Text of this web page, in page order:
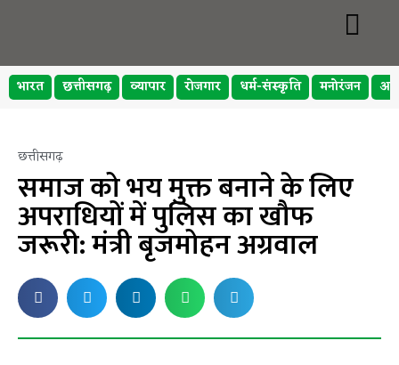
भारत छत्तीसगढ़ व्यापार रोजगार धर्म-संस्कृति मनोरंजन
छत्तीसगढ़
समाज को भय मुक्त बनाने के लिए
अपराधियों में पुलिस का खौफ
जरूरी: मंत्री बृजमोहन अग्रवाल